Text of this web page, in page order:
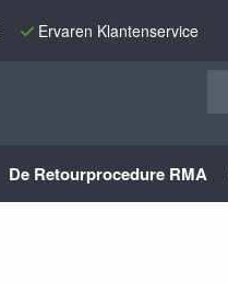
Ervaren Klantenservice
De Retourprocedure RMA